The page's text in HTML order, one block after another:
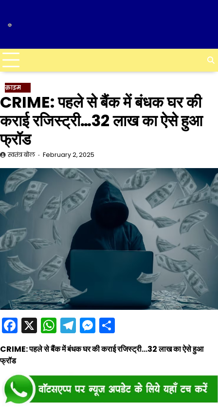
content
क्राइम
CRIME: पहले से बैंक में बंधक घर की
कराई रजिस्ट्री…32 लाख का ऐसे हुआ
फ्रॉड
स्वतंत्र बोल February 2, 2025
Facebook
X WhatsApp
Telegram
Messenger
CRIME: पहले से बैंक में बंधक घर की कराई रजिस्ट्री…32 लाख का ऐसे हुआ
फ्रॉड